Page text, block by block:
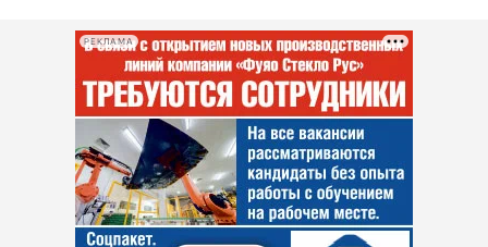
РЕКЛАМА